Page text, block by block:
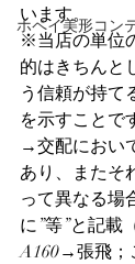
ホペイ美形コン
います。
※当店の単位
的はきちんと
う信頼が持て
を示すことで
→交配におい
あり、またそ
って異なる場
に”等”と記載
A160→張飛；